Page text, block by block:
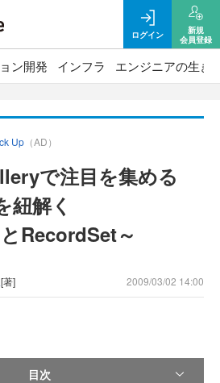
ログイン
新規
会員登録
ン開発 インフラ エンジニアの生き
Up （AD）
で注目を集める
紐解く
RecordSet～
[著] 2009/03/02 14:00
目次